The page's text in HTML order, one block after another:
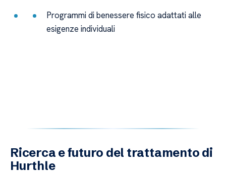
Programmi di benessere fisico adattati alle
esigenze individuali
Ricerca e futuro del trattamento di
Hurthle